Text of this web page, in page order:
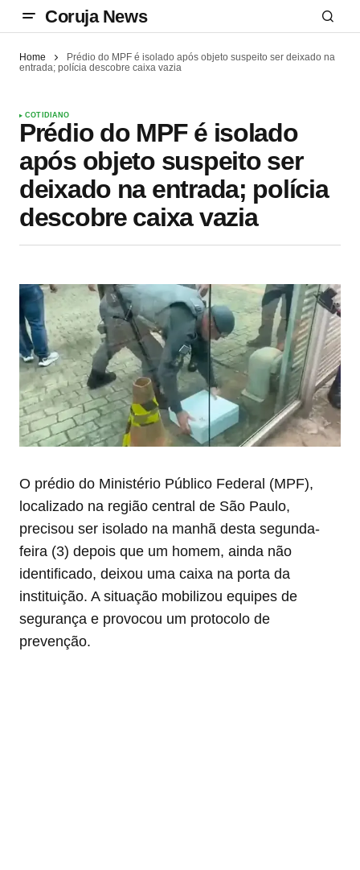
Coruja News
Home
Prédio do MPF é isolado após objeto suspeito ser deixado na
entrada; polícia descobre caixa vazia
COTIDIANO
Prédio do MPF é isolado
após objeto suspeito ser
deixado na entrada; polícia
descobre caixa vazia
O prédio do Ministério Público Federal (MPF),
localizado na região central de São Paulo,
precisou ser isolado na manhã desta segunda-
feira (3) depois que um homem, ainda não
identificado, deixou uma caixa na porta da
instituição. A situação mobilizou equipes de
segurança e provocou um protocolo de
prevenção.